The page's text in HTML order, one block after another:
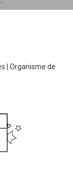
|Organisme de